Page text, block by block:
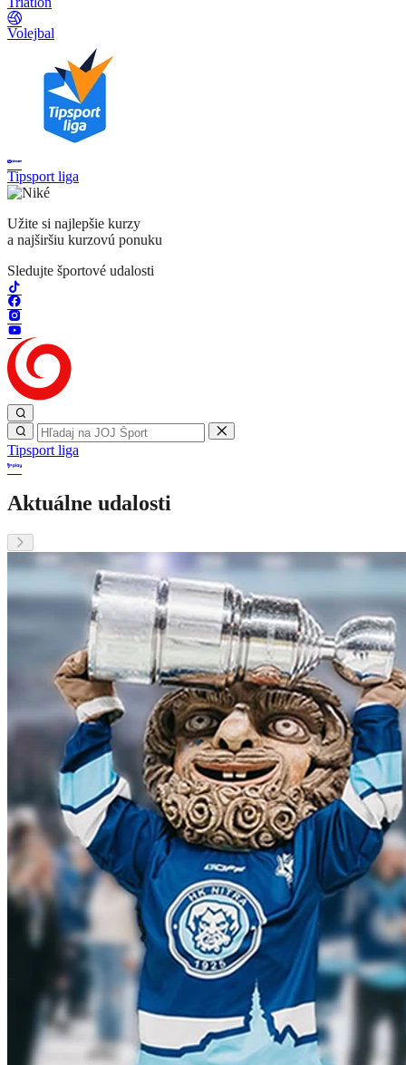
Volejbal
Tipsport liga
Užite si najlepšie kurzy
a najširšiu kurzovú ponuku
Sledujte športové udalosti
Tipsport liga
Aktuálne udalosti